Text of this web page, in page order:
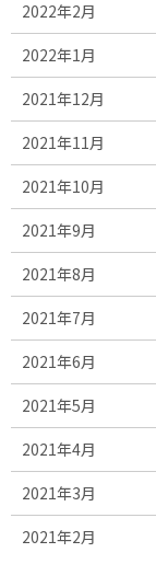
2022年2月
2022年1月
2021年12月
2021年11月
2021年10月
2021年9月
2021年8月
2021年7月
2021年6月
2021年5月
2021年4月
2021年3月
2021年2月